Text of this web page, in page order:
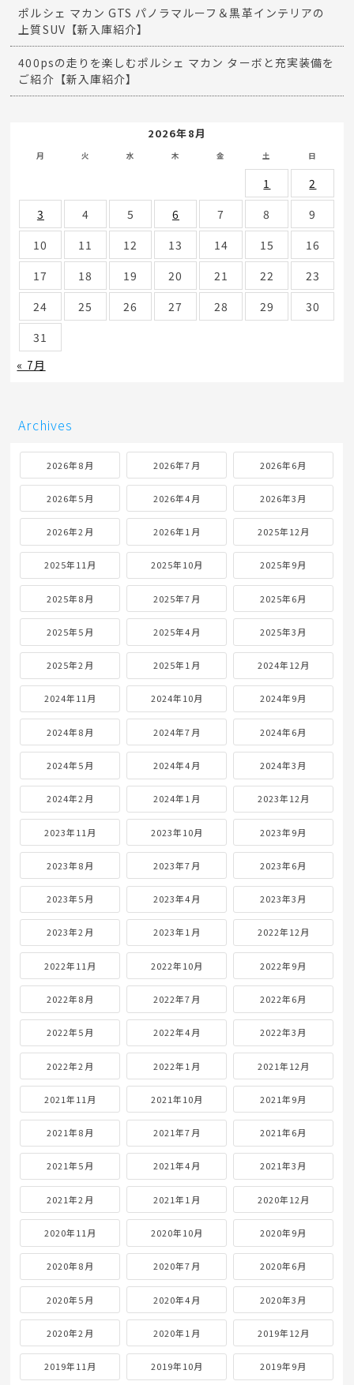
ポルシェ マカン GTS パノラマルーフ＆黒革インテリアの
上質SUV【新入庫紹介】
400psの走りを楽しむポルシェ マカン ターボと充実装備を
ご紹介【新入庫紹介】
2026年8月
月 火 水 木 金 土 日
1
2
3
4 5 6 7 8
9
10
11 12 13 14 15
16
17
18 19 20 21 22
23
24
25 26 27 28 29
30
31
« 7月
Archives
2026年8月 2026年7月 2026年6月
2026年5月 2026年4月 2026年3月
2026年2月 2026年1月 2025年12月
2025年11月 2025年10月 2025年9月
2025年8月 2025年7月 2025年6月
2025年5月 2025年4月 2025年3月
2025年2月 2025年1月 2024年12月
2024年11月 2024年10月 2024年9月
2024年8月 2024年7月 2024年6月
2024年5月 2024年4月 2024年3月
2024年2月 2024年1月 2023年12月
2023年11月 2023年10月 2023年9月
2023年8月 2023年7月 2023年6月
2023年5月 2023年4月 2023年3月
2023年2月 2023年1月 2022年12月
2022年11月 2022年10月 2022年9月
2022年8月 2022年7月 2022年6月
2022年5月 2022年4月 2022年3月
2022年2月 2022年1月 2021年12月
2021年11月 2021年10月 2021年9月
2021年8月 2021年7月 2021年6月
2021年5月 2021年4月 2021年3月
2021年2月 2021年1月 2020年12月
2020年11月 2020年10月 2020年9月
2020年8月 2020年7月 2020年6月
2020年5月 2020年4月 2020年3月
2020年2月 2020年1月 2019年12月
2019年11月 2019年10月 2019年9月